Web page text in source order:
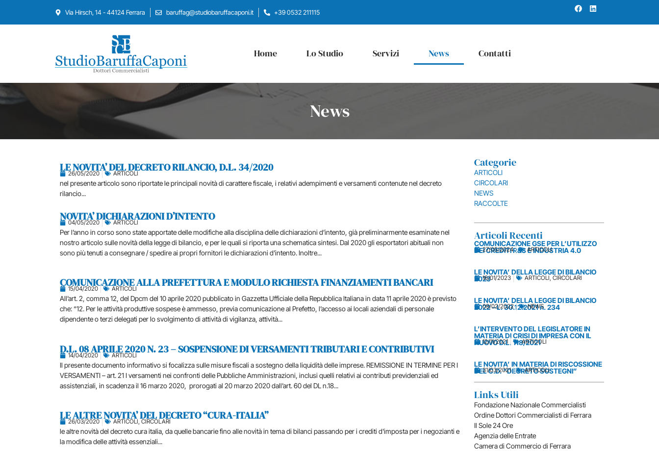
Via Hirsch, 14 - 44124 Ferrara baruffag@studiobaruffacaponi.it +39 0532 211115
Home Lo Studio Servizi News Contatti
News
LE NOVITA’ DEL DECRETO RILANCIO, D.L. 34/2020
26/05/2020 ARTICOLI
nel presente articolo sono riportate le principali novità di carattere fiscale, i relativi adempimenti e versamenti contenute nel decreto
rilancio...
NOVITA’ DICHIARAZIONI D’INTENTO
04/05/2020 ARTICOLI
Per l’anno in corso sono state apportate delle modifiche alla disciplina delle dichiarazioni d’intento, già preliminarmente esaminate nel
nostro articolo sulle novità della legge di bilancio, e per le quali si riporta una schematica sintesi. Dal 2020 gli esportatori abituali non
sono più tenuti a consegnare / spedire ai propri fornitori le dichiarazioni d’intento. Inoltre...
COMUNICAZIONE ALLA PREFETTURA E MODULO RICHIESTA FINANZIAMENTI BANCARI
15/04/2020 ARTICOLI
All’art. 2, comma 12, del Dpcm del 10 aprile 2020 pubblicato in Gazzetta Ufficiale della Repubblica Italiana in data 11 aprile 2020 è previsto
che: “12. Per le attività produttive sospese è ammesso, previa comunicazione al Prefetto, l’accesso ai locali aziendali di personale
dipendente o terzi delegati per lo svolgimento di attività di vigilanza, attività...
D.L. 08 APRILE 2020 N. 23 – SOSPENSIONE DI VERSAMENTI TRIBUTARI E CONTRIBUTIVI
14/04/2020 ARTICOLI
Il presente documento informativo si focalizza sulle misure fiscali a sostegno della liquidità delle imprese. REMISSIONE IN TERMINE PER I
VERSAMENTI – art. 21 I versamenti nei confronti delle Pubbliche Amministrazioni, inclusi quelli relativi ai contributi previdenziali ed
assistenziali, in scadenza il 16 marzo 2020, prorogati al 20 marzo 2020 dall’art. 60 del DL n.18...
LE ALTRE NOVITA’ DEL DECRETO “CURA-ITALIA”
26/03/2020 ARTICOLI, CIRCOLARI
le altre novità del decreto cura italia, da quelle bancarie fino alle novità in tema di bilanci passando per i crediti d'imposta per i negozianti e
la modifica delle attività essenziali...
Categorie
ARTICOLI
CIRCOLARI
NEWS
RACCOLTE
Articoli Recenti
COMUNICAZIONE GSE PER L’UTILIZZO
DEI CREDITI R&S E INDUSTRIA 4.0
27/05/2024 ARTICOLI
LE NOVITA’ DELLA LEGGE DI BILANCIO
202316/01/2023 ARTICOLI, CIRCOLARI
LE NOVITA’ DELLA LEGGE DI BILANCIO
2022 – L. 30.12.2021 n. 234
09/02/2022 NEWS
L’INTERVENTO DEL LEGISLATORE IN
MATERIA DI CRISI DI IMPRESA CON IL
NUOVO D.L. 118/2021
12/11/2021 ARTICOLI
LE NOVITA’ IN MATERIA DI RISCOSSIONE
DEL C.D. “DECRETO SOSTEGNI”
31/03/2021 ARTICOLI
Links Utili
Fondazione Nazionale Commercialisti
Ordine Dottori Commercialisti di Ferrara
Il Sole 24 Ore
Agenzia delle Entrate
Camera di Commercio di Ferrara